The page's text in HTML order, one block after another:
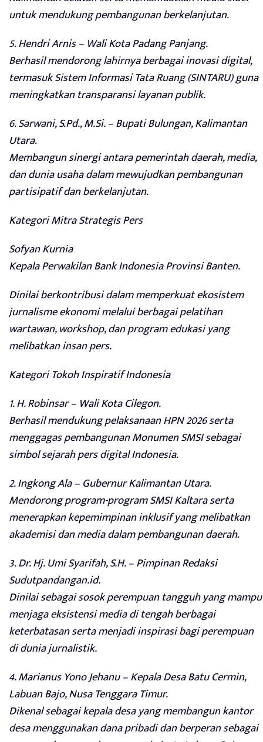
untuk mendukung pembangunan berkelanjutan.
5. Hendri Arnis – Wali Kota Padang Panjang.
Berhasil mendorong lahirnya berbagai inovasi digital,
termasuk Sistem Informasi Tata Ruang (SINTARU) guna
meningkatkan transparansi layanan publik.
6. Sarwani, S.Pd., M.Si. – Bupati Bulungan, Kalimantan
Utara.
Membangun sinergi antara pemerintah daerah, media,
dan dunia usaha dalam mewujudkan pembangunan
partisipatif dan berkelanjutan.
Kategori Mitra Strategis Pers
Sofyan Kurnia
Kepala Perwakilan Bank Indonesia Provinsi Banten.
Dinilai berkontribusi dalam memperkuat ekosistem
jurnalisme ekonomi melalui berbagai pelatihan
wartawan, workshop, dan program edukasi yang
melibatkan insan pers.
Kategori Tokoh Inspiratif Indonesia
1. H. Robinsar – Wali Kota Cilegon.
Berhasil mendukung pelaksanaan HPN 2026 serta
menggagas pembangunan Monumen SMSI sebagai
simbol sejarah pers digital Indonesia.
2. Ingkong Ala – Gubernur Kalimantan Utara.
Mendorong program-program SMSI Kaltara serta
menerapkan kepemimpinan inklusif yang melibatkan
akademisi dan media dalam pembangunan daerah.
3. Dr. Hj. Umi Syarifah, S.H. – Pimpinan Redaksi
Sudutpandangan.id.
Dinilai sebagai sosok perempuan tangguh yang mampu
menjaga eksistensi media di tengah berbagai
keterbatasan serta menjadi inspirasi bagi perempuan
di dunia jurnalistik.
4. Marianus Yono Jehanu – Kepala Desa Batu Cermin,
Labuan Bajo, Nusa Tenggara Timur.
Dikenal sebagai kepala desa yang membangun kantor
desa menggunakan dana pribadi dan berperan sebagai